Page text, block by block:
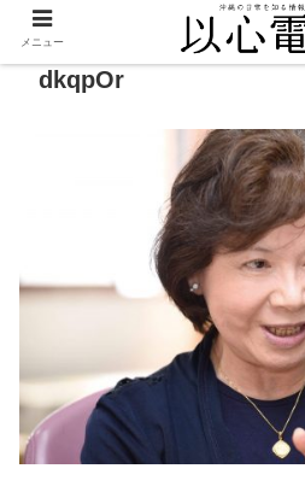
dkqpOr
メニュー